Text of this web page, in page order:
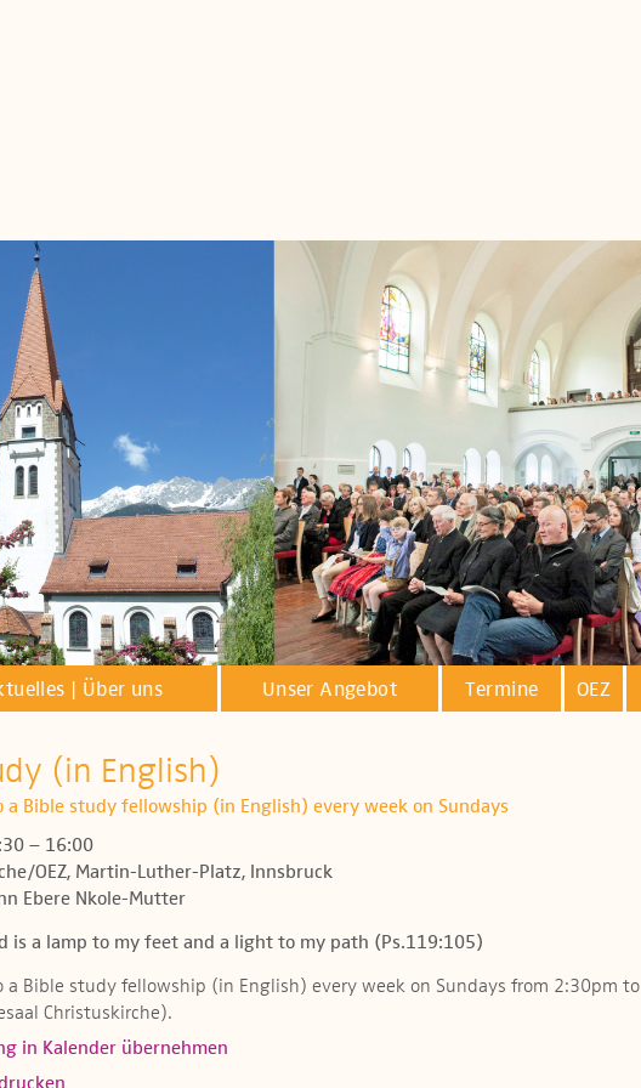
| Über uns Unser Angebot Termine OEZ
(in English)
Bible study fellowship (in English) every week on Sundays
– 16:00
OEZ, Martin-Luther-Platz, Innsbruck
Ebere Nkole-Mutter
is a lamp to my feet and a light to my path (Ps.119:105)
Bible study fellowship (in English) every week on Sundays from 2:30pm to
Christuskirche).
in Kalender übernehmen